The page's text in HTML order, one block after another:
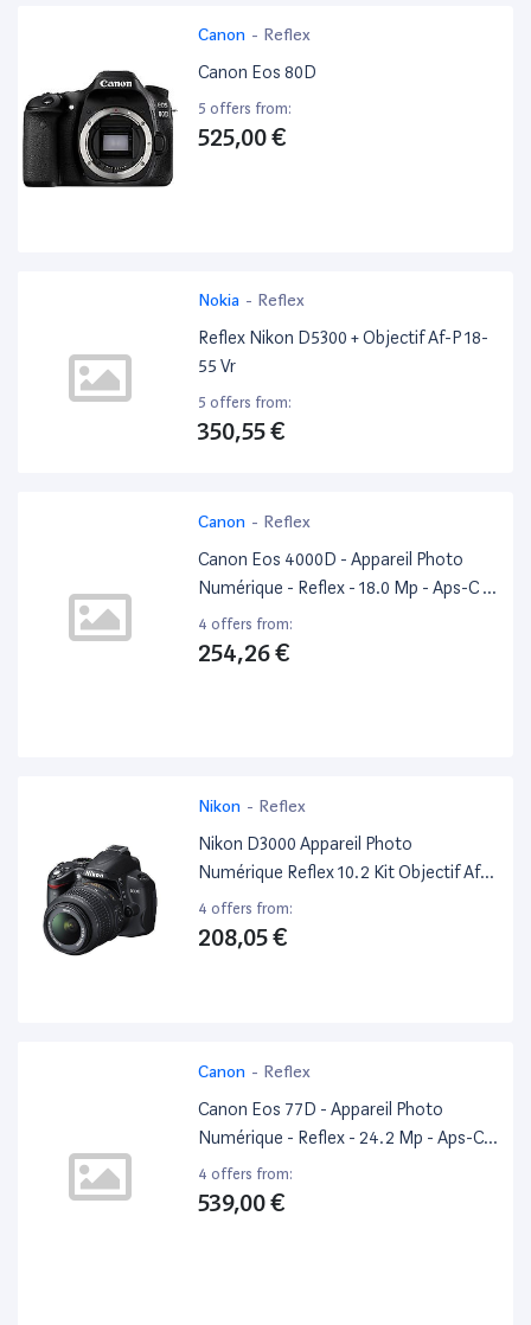
Canon - Reflex
Canon Eos 80D
5 offers from:
525,00 €
Nokia - Reflex
Reflex Nikon D5300 + Objectif Af-P 18-
55 Vr
5 offers from:
350,55 €
Canon - Reflex
Canon Eos 4000D - Appareil Photo
Numérique - Reflex - 18.0 Mp - Aps-C -
1080P / 30 Pi/S - 3X Zoom Optique
Objectif Ef-S 18-55 Mm Dc III - Wi-Fi -
4 offers from:
254,26 €
Nikon - Reflex
Nikon D3000 Appareil Photo
Numérique Reflex 10.2 Kit Objectif Af-S
Dx Vr 18-55 Mm Noir
4 offers from:
208,05 €
Canon - Reflex
Canon Eos 77D - Appareil Photo
Numérique - Reflex - 24.2 Mp - Aps-C -
1080P / 60 Pi/S - 3X Zoom Optique
Objectif Ef-S 18-55 Mm Is Stm - Wi-Fi,
4 offers from:
539,00 €